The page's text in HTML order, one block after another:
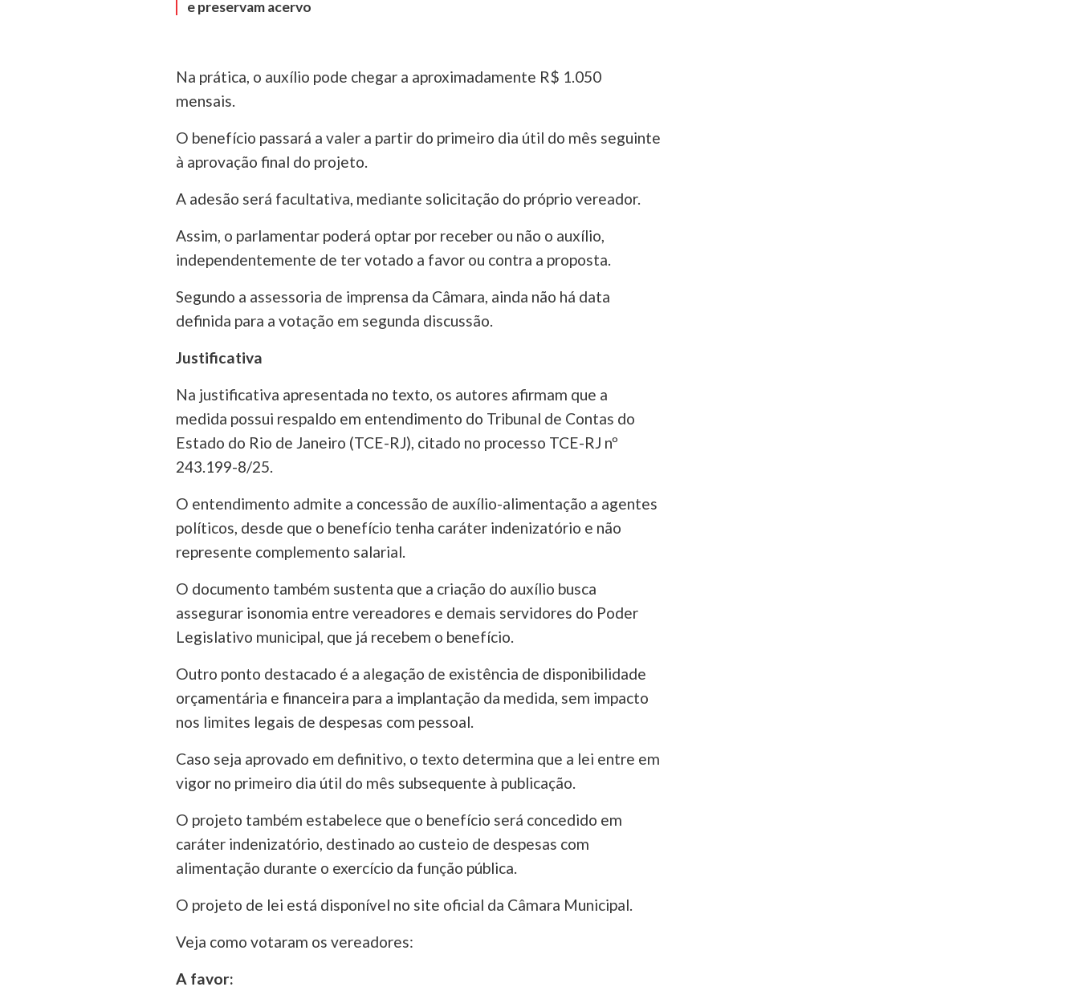
e preservam acervo
Na prática, o auxílio pode chegar a aproximadamente R$ 1.050
mensais.
O benefício passará a valer a partir do primeiro dia útil do mês seguinte
à aprovação final do projeto.
A adesão será facultativa, mediante solicitação do próprio vereador.
Assim, o parlamentar poderá optar por receber ou não o auxílio,
independentemente de ter votado a favor ou contra a proposta.
Segundo a assessoria de imprensa da Câmara, ainda não há data
definida para a votação em segunda discussão.
Justificativa
Na justificativa apresentada no texto, os autores afirmam que a
medida possui respaldo em entendimento do Tribunal de Contas do
Estado do Rio de Janeiro (TCE-RJ), citado no processo TCE-RJ nº
243.199-8/25.
O entendimento admite a concessão de auxílio-alimentação a agentes
políticos, desde que o benefício tenha caráter indenizatório e não
represente complemento salarial.
O documento também sustenta que a criação do auxílio busca
assegurar isonomia entre vereadores e demais servidores do Poder
Legislativo municipal, que já recebem o benefício.
Outro ponto destacado é a alegação de existência de disponibilidade
orçamentária e financeira para a implantação da medida, sem impacto
nos limites legais de despesas com pessoal.
Caso seja aprovado em definitivo, o texto determina que a lei entre em
vigor no primeiro dia útil do mês subsequente à publicação.
O projeto também estabelece que o benefício será concedido em
caráter indenizatório, destinado ao custeio de despesas com
alimentação durante o exercício da função pública.
O projeto de lei está disponível no site oficial da Câmara Municipal.
Veja como votaram os vereadores:
A favor: